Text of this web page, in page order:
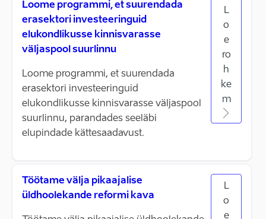
Loome programmi, et suurendada
erasektori investeeringuid
elukondlikusse kinnisvarasse
väljaspool suurlinnu
Loome programmi, et suurendada
erasektori investeeringuid
elukondlikusse kinnisvarasse väljaspool
suurlinnu, parandades seeläbi
elupindade kättesaadavust.
L
o
e
ro
h
ke
m
Töötame välja pikaajalise
üldhoolekande reformi kava
L
o
e